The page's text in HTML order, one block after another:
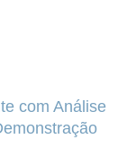
com Análise